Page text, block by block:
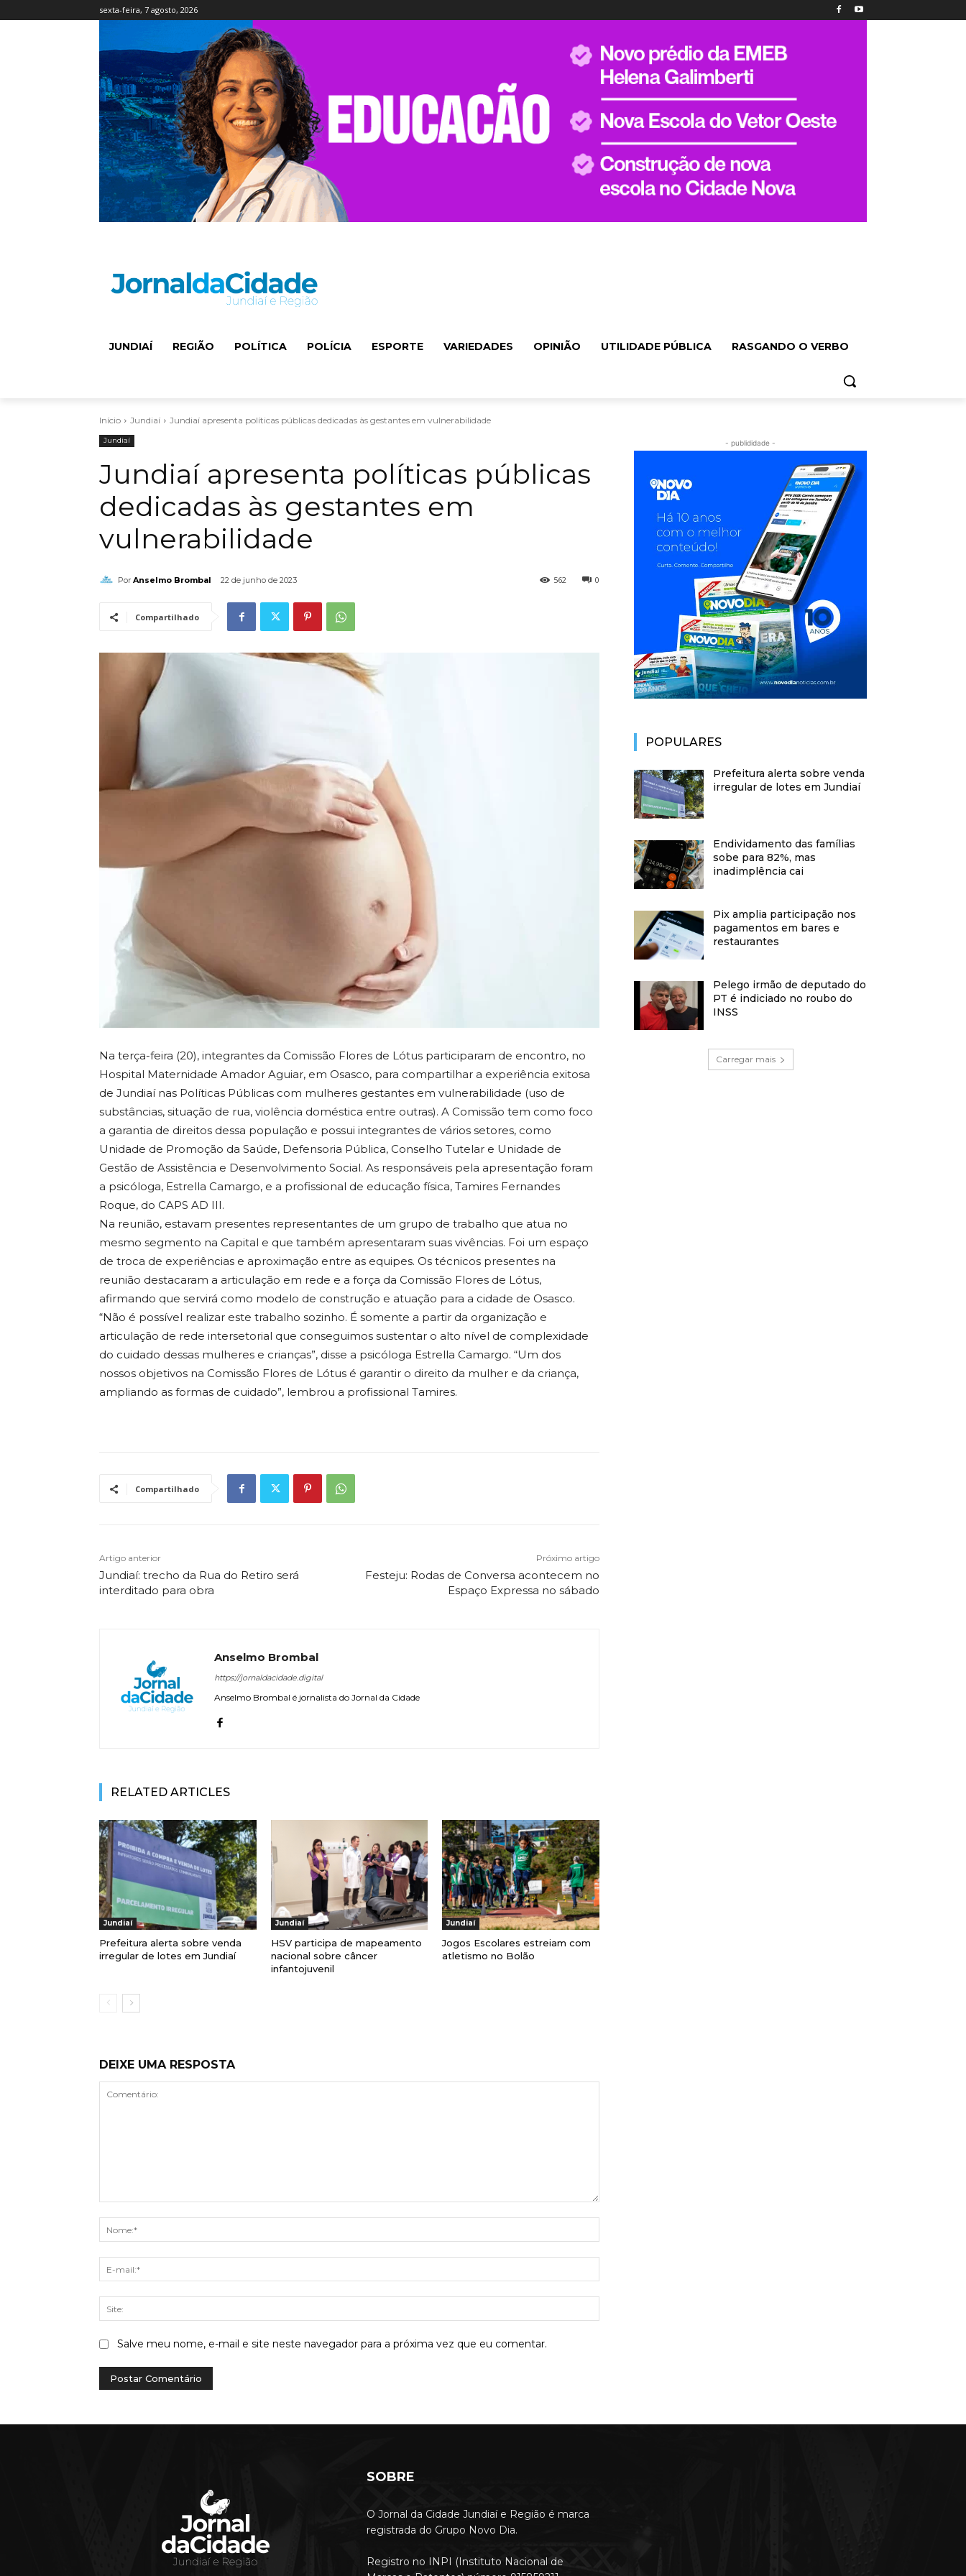
sexta-feira, 7 agosto, 2026
JUNDIAÍ REGIÃO POLÍTICA POLÍCIA ESPORTE VARIEDADES OPINIÃO UTILIDADE PÚBLICA RASGANDO O VERBO
Início Jundiaí Jundiaí apresenta políticas públicas dedicadas às gestantes em vulnerabilidade
Jundiaí
Jundiaí apresenta políticas públicas
dedicadas às gestantes em
vulnerabilidade
Por Anselmo Brombal 22 de junho de 2023 0
562
Compartilhado
Na terça-feira (20), integrantes da Comissão Flores de Lótus participaram de encontro, no
Hospital Maternidade Amador Aguiar, em Osasco, para compartilhar a experiência exitosa
de Jundiaí nas Políticas Públicas com mulheres gestantes em vulnerabilidade (uso de
substâncias, situação de rua, violência doméstica entre outras). A Comissão tem como foco
a garantia de direitos dessa população e possui integrantes de vários setores, como
Unidade de Promoção da Saúde, Defensoria Pública, Conselho Tutelar e Unidade de
Gestão de Assistência e Desenvolvimento Social. As responsáveis pela apresentação foram
a psicóloga, Estrella Camargo, e a profissional de educação física, Tamires Fernandes
Roque, do CAPS AD III.
Na reunião, estavam presentes representantes de um grupo de trabalho que atua no
mesmo segmento na Capital e que também apresentaram suas vivências. Foi um espaço
de troca de experiências e aproximação entre as equipes. Os técnicos presentes na
reunião destacaram a articulação em rede e a força da Comissão Flores de Lótus,
afirmando que servirá como modelo de construção e atuação para a cidade de Osasco.
“Não é possível realizar este trabalho sozinho. É somente a partir da organização e
articulação de rede intersetorial que conseguimos sustentar o alto nível de complexidade
do cuidado dessas mulheres e crianças”, disse a psicóloga Estrella Camargo. “Um dos
nossos objetivos na Comissão Flores de Lótus é garantir o direito da mulher e da criança,
ampliando as formas de cuidado”, lembrou a profissional Tamires.
Compartilhado
Artigo anterior
Jundiaí: trecho da Rua do Retiro será
interditado para obra
Próximo artigo
Festeju: Rodas de Conversa acontecem no
Espaço Expressa no sábado
Anselmo Brombal
https://jornaldacidade.digital
Anselmo Brombal é jornalista do Jornal da Cidade
RELATED ARTICLES
Jundiaí
Prefeitura alerta sobre venda
irregular de lotes em Jundiaí
Jundiaí
HSV participa de mapeamento
nacional sobre câncer
infantojuvenil
Jundiaí
Jogos Escolares estreiam com
atletismo no Bolão
DEIXE UMA RESPOSTA
mail:*
Salve meu nome, e-mail e site neste navegador para a próxima vez que eu comentar.
- publididade -
POPULARES
Prefeitura alerta sobre venda
irregular de lotes em Jundiaí
Endividamento das famílias
sobe para 82%, mas
inadimplência cai
Pix amplia participação nos
pagamentos em bares e
restaurantes
Pelego irmão de deputado do
PT é indiciado no roubo do
INSS
Carregar mais
SOBRE
O Jornal da Cidade Jundiaí e Região é marca
registrada do Grupo Novo Dia.
Registro no INPI (Instituto Nacional de